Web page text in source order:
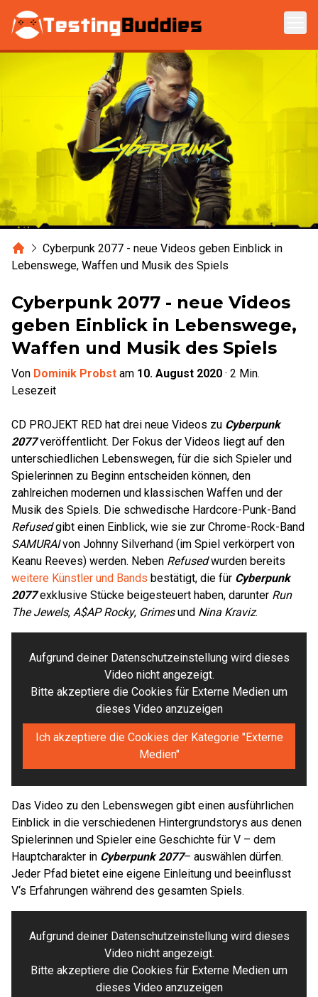
Zum Hauptinhalt springen
HomeCyberpunk 2077 - neue Videos geben Einblick in
Lebenswege, Waffen und Musik des Spiels
Cyberpunk 2077 - neue Videos
geben Einblick in Lebenswege,
Waffen und Musik des Spiels
Von Dominik Probst am 10. August 2020 · 2 Min.
Lesezeit
CD PROJEKT RED hat drei neue Videos zu Cyberpunk
2077veröffentlicht. Der Fokus der Videos liegt auf den
unterschiedlichen Lebenswegen, für die sich Spieler und
Spielerinnen zu Beginn entscheiden können, den
zahlreichen modernen und klassischen Waffen und der
Musik des Spiels. Die schwedische Hardcore-Punk-Band
Refusedgibt einen Einblick, wie sie zur Chrome-Rock-Band
SAMURAIvon Johnny Silverhand (im Spiel verkörpert von
Keanu Reeves) werden. Neben Refusedwurden bereits
weitere Künstler und Bands bestätigt, die für Cyberpunk
2077exklusive Stücke beigesteuert haben, darunter Run
The Jewels, A$AP Rocky, Grimesund Nina Kraviz.
Aufgrund deiner Datenschutzeinstellung wird dieses
Video nicht angezeigt.
Bitte akzeptiere die Cookies für Externe Medien um
dieses Video anzuzeigen
Ich akzeptiere die Cookies der Kategorie "Externe
Medien"
Das Video zu den Lebenswegen gibt einen ausführlichen
Einblick in die verschiedenen Hintergrundstorys aus denen
Spielerinnen und Spieler eine Geschichte für V – dem
Hauptcharakter in Cyberpunk 2077– auswählen dürfen.
Jeder Pfad bietet eine eigene Einleitung und beeinflusst
V‘s Erfahrungen während des gesamten Spiels.
Aufgrund deiner Datenschutzeinstellung wird dieses
Video nicht angezeigt.
Bitte akzeptiere die Cookies für Externe Medien um
dieses Video anzuzeigen